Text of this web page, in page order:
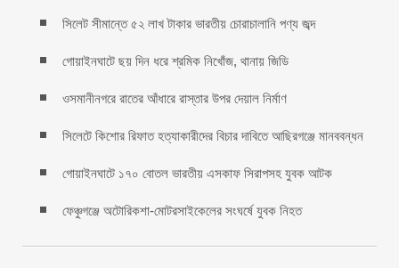
সিলেট সীমান্তে ৫২ লাখ টাকার ভারতীয় চোরাচালানি পণ্য জব্দ
গোয়াইনঘাটে ছয় দিন ধরে শ্রমিক নিখোঁজ, থানায় জিডি
ওসমানীনগরে রাতের আঁধারে রাস্তার উপর দেয়াল নির্মাণ
সিলেটে কিশোর রিফাত হত্যাকারীদের বিচার দাবিতে আছিরগঞ্জে মানববন্ধন
গোয়াইনঘাটে ১৭০ বোতল ভারতীয় এসকাফ সিরাপসহ যুবক আটক
ফেঞ্চুগঞ্জে অটোরিকশা-মোটরসাইকেলের সংঘর্ষে যুবক নিহত